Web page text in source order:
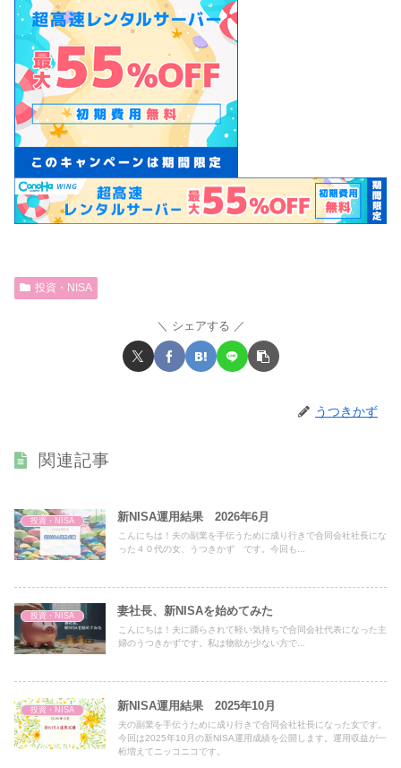
投資・NISA
シェアする
うつきかず
関連記事
投資・NISA 新NISA運用結果 2026年6月
こんにちは！夫の副業を手伝うために成り行きで合同会社社長にな
った４０代の女、うつきかず です。今回も...
投資・NISA 妻社長、新NISAを始めてみた
こんにちは！夫に踊らされて軽い気持ちで合同会社代表になった主
婦のうつきかずです。私は物欲が少ない方で...
投資・NISA 新NISA運用結果 2025年10月
夫の副業を手伝うために成り行きで合同会社社長になった女です。
今回は2025年10月の新NISA運用成績を公開します。運用収益が一
桁増えてニッコニコです。